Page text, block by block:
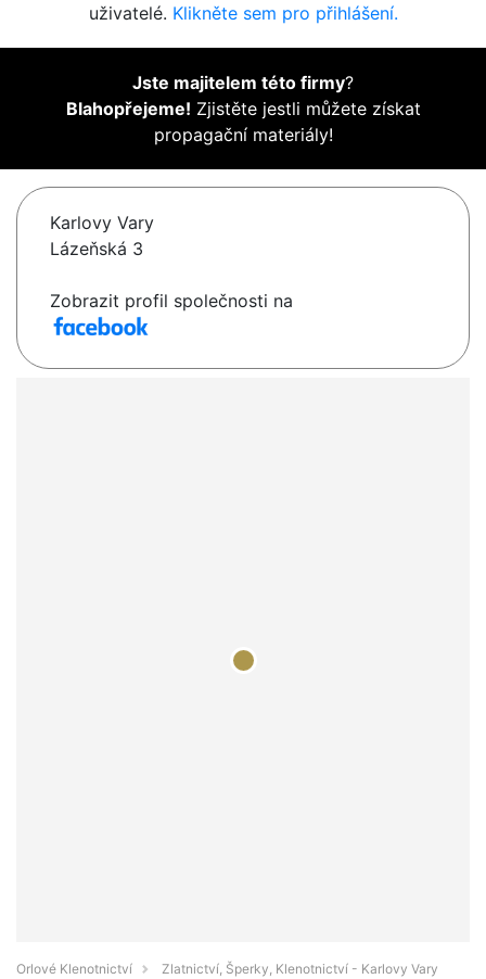
uživatelé. Klikněte sem pro přihlášení.
Jste majitelem této firmy?
Blahopřejeme! Zjistěte jestli můžete získat
propagační materiály!
Karlovy Vary
Lázeňská 3
Zobrazit profil společnosti na
Orlové Klenotnictví
Zlatnictví, Šperky, Klenotnictví - Karlovy Vary